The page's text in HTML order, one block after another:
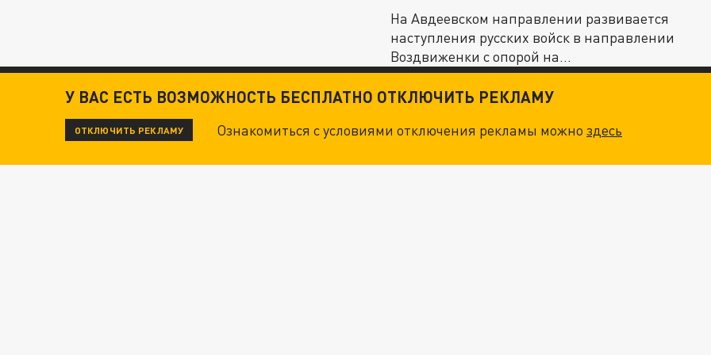
На Авдеевском направлении развивается
наступления русских войск в направлении
Воздвиженки с опорой на...
У ВАС ЕСТЬ ВОЗМОЖНОСТЬ БЕСПЛАТНО ОТКЛЮЧИТЬ РЕКЛАМУ
ОТКЛЮЧИТЬ РЕКЛАМУ Ознакомиться с условиями отключения рекламы можноздесь